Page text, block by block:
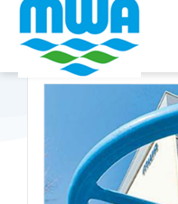
arbeitgeber